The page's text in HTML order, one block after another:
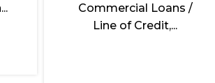
Commercial Loans /
Line of Credit,...